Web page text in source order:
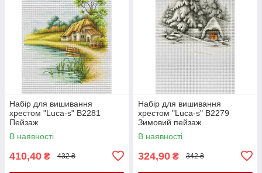
Набір для вишивання
хрестом "Luca-s" B2281
Пейзаж
В наявності
410,40 ₴ 432 ₴
Набір для вишивання
хрестом "Luca-s" B2279
Зимовий пейзаж
В наявності
324,90 ₴ 342 ₴